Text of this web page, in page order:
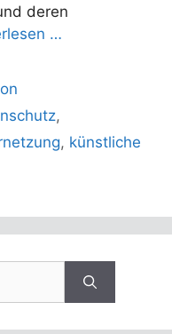
deren
…
,
, künstliche